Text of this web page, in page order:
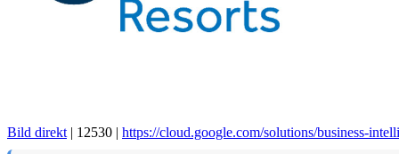
Bild direkt| 12530 | https://cloud.google.com/solutions/business-